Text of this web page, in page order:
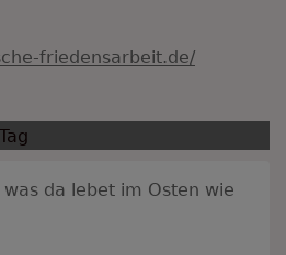
friedensarbeit.de/
da lebet im Osten wie